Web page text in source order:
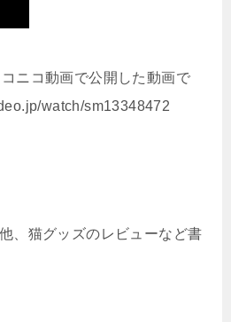
ニコ動画で公開した動画で
watch/sm13348472
、猫グッズのレビューなど書